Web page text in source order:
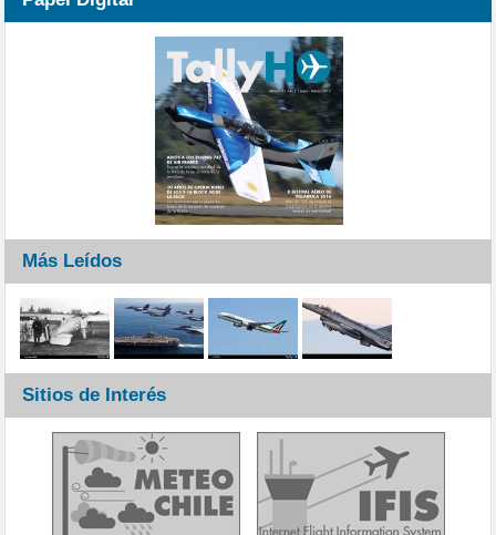
Más Leídos
Sitios de Interés